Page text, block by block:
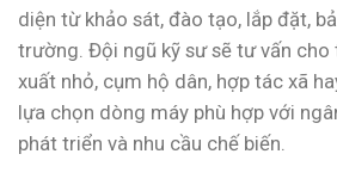
diện từ khảo sát, đào tạo, lắp đặt,
trường. Đội ngũ kỹ sư sẽ tư vấn cho
xuất nhỏ, cụm hộ dân, hợp tác xã
lựa chọn dòng máy phù hợp với
phát triển và nhu cầu chế biến.